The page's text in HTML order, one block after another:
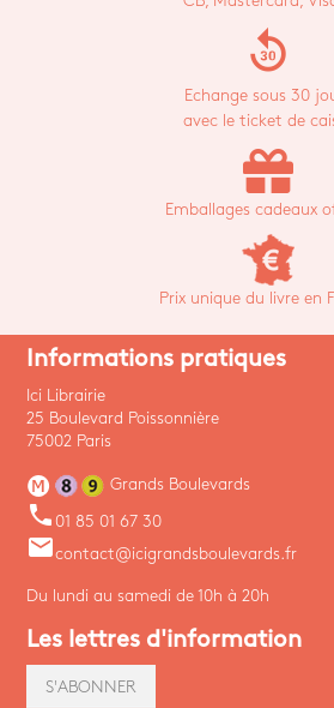
replay_30
Echange sous 30
avec le ticket de
Emballages cadeaux
Prix unique du livre en
Informations pratiques
Ici Librairie
25 Boulevard Poissonnière
75002 Paris
Grands Boulevards
phone 01 85 01 67 30
emailcontact@icigrandsboulevards.fr
Du lundi au samedi de 10h à 20h
Les lettres d'information
S'ABONNER